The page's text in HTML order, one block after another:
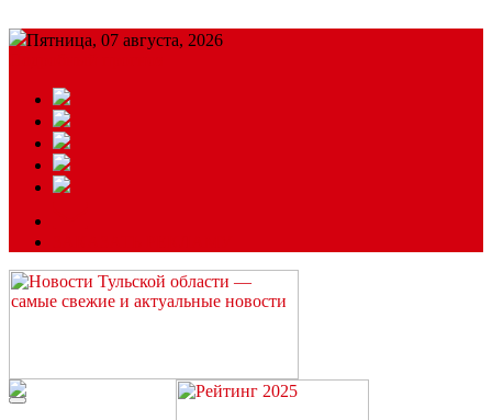
Пятница, 07 августа, 2026
Читайте последние новости дня в Тульской области на сайте
“ЗаНовомосковск”